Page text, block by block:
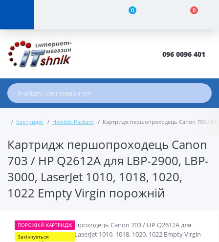
0 0
096 0096 401
Картриджі Hewlett-Packard Картридж першопроходець Canon 703 / HP
Картридж першопроходець Canon
703 / HP Q2612A для LBP-2900, LBP-
3000, LaserJet 1010, 1018, 1020,
1022 Empty Virgin порожній
ПОРОЖНIЙ КАРТРИДЖ
Закінчується